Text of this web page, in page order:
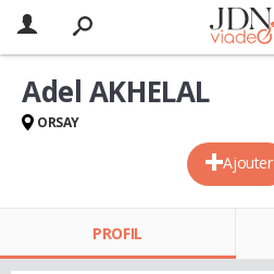
Ajouter
Adel AKHELAL
ORSAY
PROFIL